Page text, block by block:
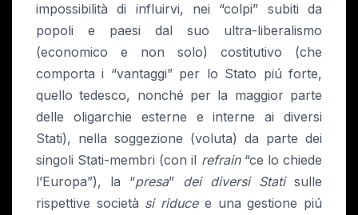
impossibilità di influirvi, nei “colpi” subiti da
popoli e paesi dal suo ultra-liberalismo
(economico e non solo) costitutivo (che
comporta i “vantaggi” per lo Stato piú forte,
quello tedesco, nonché per la maggior parte
delle oligarchie esterne e interne ai diversi
Stati), nella soggezione (voluta) da parte dei
singoli Stati-membri (con il refrain“ce lo chiede
l’Europa”), la “presa” dei diversi Statisulle
rispettive società si riducee una gestione piú